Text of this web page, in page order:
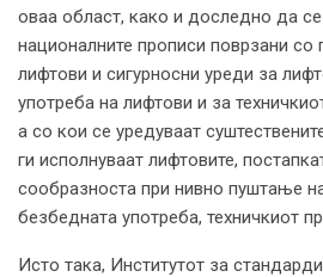
оваа област, како и доследно да
националните прописи поврзани
лифтови и сигурносни уреди за
употреба на лифтови и за
а со кои се уредуваат
ги исполнуваат лифтовите,
сообразноста при нивно пуштање
безбедната употреба, техничкиот
Исто така, Институтот за